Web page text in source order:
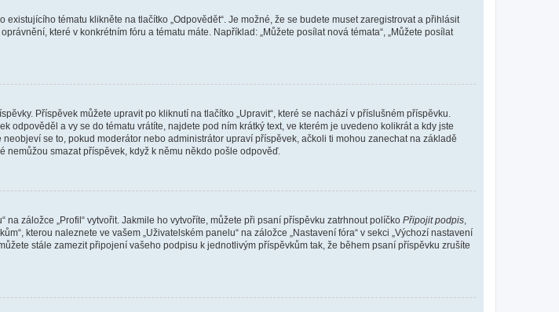
tématu klikněte na tlačítko „Odpovědět“. Je možné, že se budete muset zaregistrovat a přihlásit
které v konkrétním fóru a tématu máte. Například: „Můžete posílat nová témata“, „Můžete posílat
Příspěvek můžete upravit po kliknutí na tlačítko „Upravit“, které se nachází v příslušném příspěvku.
a vy se do tématu vrátíte, najdete pod ním krátký text, ve kterém je uvedeno kolikrát a kdy jste
se to, pokud moderátor nebo administrátor upraví příspěvek, ačkoli ti mohou zanechat na základě
smazat příspěvek, když k němu někdo pošle odpověď.
záložce „Profil“ vytvořit. Jakmile ho vytvoříte, můžete při psaní příspěvku zatrhnout políčko Připojit podpis
kterou naleznete ve vašem „Uživatelském panelu“ na záložce „Nastavení fóra“ v sekci „Výchozí nastavení
stále zamezit připojení vašeho podpisu k jednotlivým příspěvkům tak, že během psaní příspěvku zrušíte